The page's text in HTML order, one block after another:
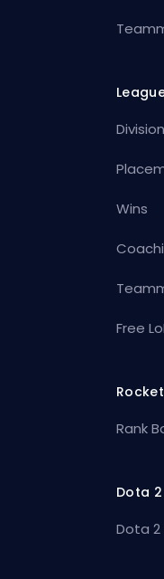
Wins
Free
Rank
Dota 2
Dota